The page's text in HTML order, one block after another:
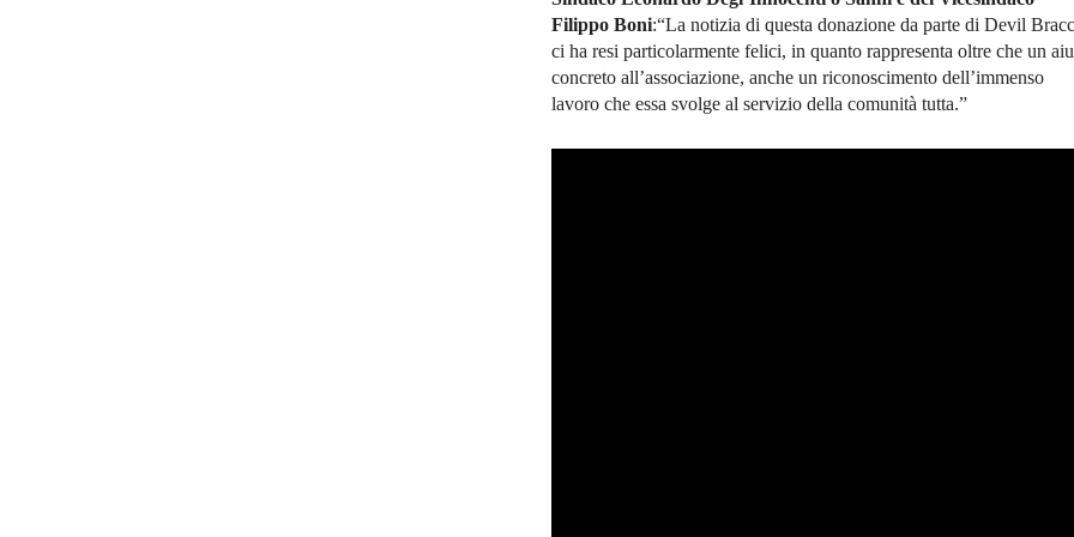
Filippo Boni:“La notizia di questa donazione da parte di Devil
ci ha resi particolarmente felici, in quanto rappresenta oltre che un
concreto all’associazione, anche un riconoscimento dell’immenso
lavoro che essa svolge al servizio della comunità tutta.”